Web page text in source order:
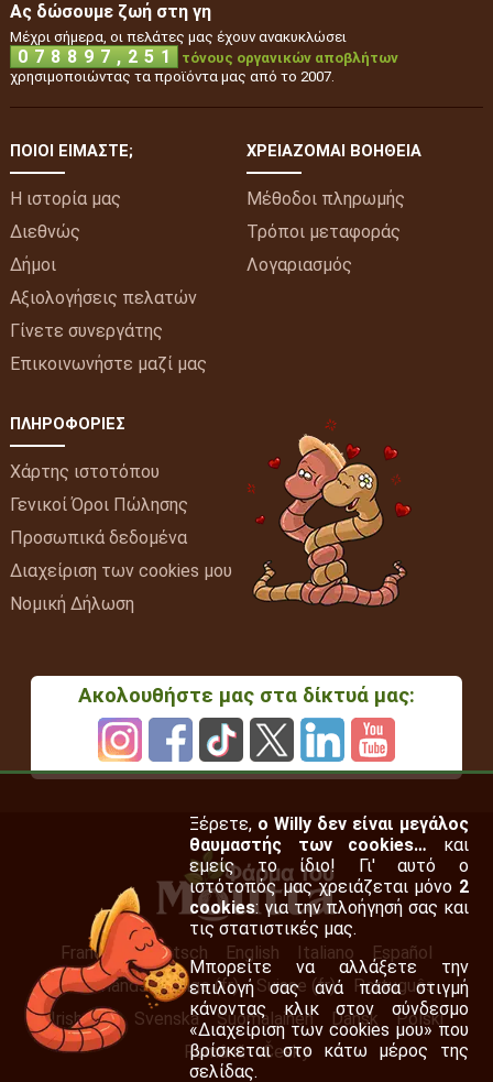
Ας δώσουμε ζωή στη γη
Μέχρι σήμερα, οι πελάτες μας έχουν ανακυκλώσει
0 7 8 8 9 7 , 2 5 1
τόνους οργανικών αποβλήτων
χρησιμοποιώντας τα προϊόντα μας από το 2007.
ΠΟΙΟΙ ΕΊΜΑΣΤΕ;
Η ιστορία μας
Διεθνώς
Δήμοι
Αξιολογήσεις πελατών
Γίνετε συνεργάτης
Επικοινωνήστε μαζί μας
ΧΡΕΙΆΖΟΜΑΙ ΒΟΉΘΕΙΑ
Μέθοδοι πληρωμής
Τρόποι μεταφοράς
Λογαριασμός
ΠΛΗΡΟΦΟΡΊΕΣ
Χάρτης ιστοτόπου
Γενικοί Όροι Πώλησης
Προσωπικά δεδομένα
Διαχείριση των cookies μου
Νομική Δήλωση
Ακολουθήστε μας στα δίκτυά μας:
Français Deutsch English Italiano
Español
Nederlands
Belge (fr) Suisse (fr)
Português
Irish (en)
Svenska Suomalainen Dansk
Polski
Română
Česky
Ξέρετε, ο Willy δεν είναι μεγάλος
θαυμαστής των cookies… και
εμείς το ίδιο! Γι' αυτό ο
ιστότοπός μας χρειάζεται μόνο 2
cookies: για την πλοήγησή σας και
τις στατιστικές μας.
Μπορείτε να αλλάξετε την
επιλογή σας ανά πάσα στιγμή
κάνοντας κλικ στον σύνδεσμο
«Διαχείριση των cookies μου» που
βρίσκεται στο κάτω μέρος της
σελίδας.